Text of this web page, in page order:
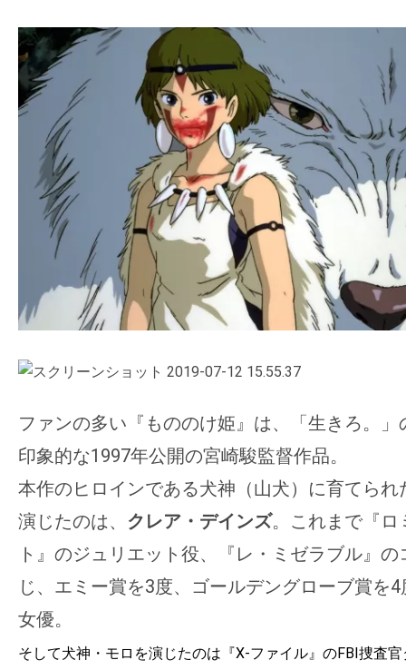
ファンの多い『もののけ姫』は、「生きろ。
印象的な1997年公開の宮崎駿監督作品。
本作のヒロインである犬神（山犬）に育てら
演じたのは、 クレア・デインズ。これまで『ロ
ト』のジュリエット役、『レ・ミゼラブル』
じ、エミー賞を3度、ゴールデングローブ賞を
女優。
そして犬神・モロを演じたのは『X-ファイル』のFBI捜査